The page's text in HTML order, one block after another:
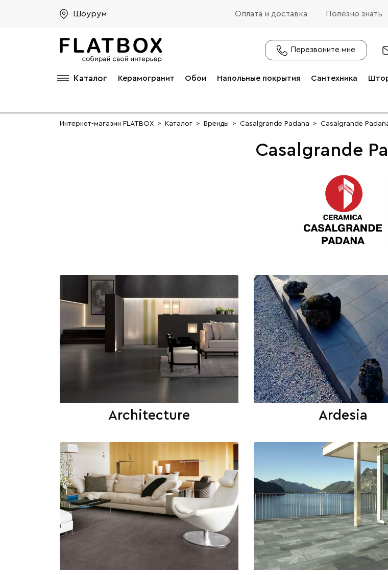
Шоурум Оплата и доставка Полезно знать
Перезвоните мне
Каталог Керамогранит Обои Напольные покрытия Сантехника
Интернет-магазин FLATBOX > Каталог > Бренды > Casalgrande Padana > Casalgrande
Casalgrande
Architecture Ardesia